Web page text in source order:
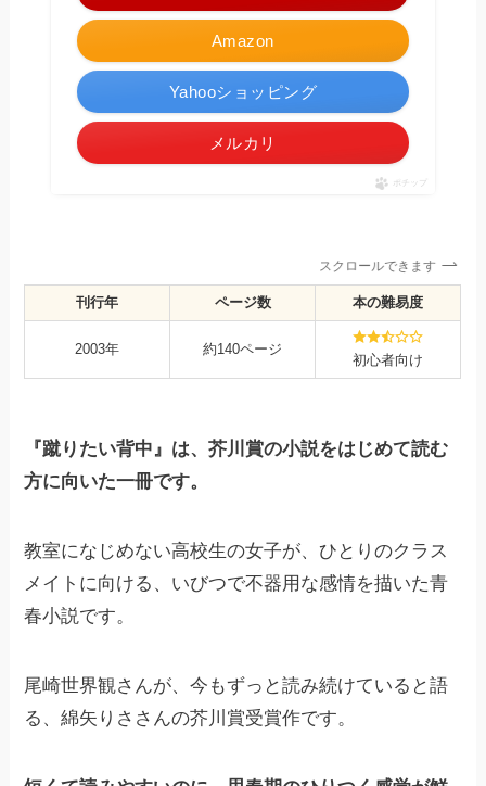
Amazon
Yahooショッピング
メルカリ
ポチップ
スクロールできます
刊行年 ページ数 本の難易度
2003年 約140ページ
初心者向け
『蹴りたい背中』は、芥川賞の小説をはじめて読む
方に向いた一冊です。
教室になじめない高校生の女子が、ひとりのクラス
メイトに向ける、いびつで不器用な感情を描いた青
春小説です。
尾崎世界観さんが、今もずっと読み続けていると語
る、綿矢りささんの芥川賞受賞作です。